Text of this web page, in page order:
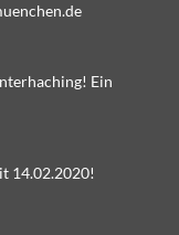
Ein
14.02.2020!